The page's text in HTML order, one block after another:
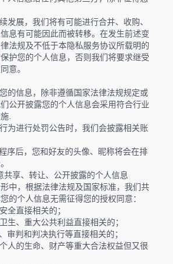
发展，我们将有可能进行合并、收购、
息有可能因此而被转移。在发生前述变
法规及不低于本隐私服务协议所载明的
护您的个人信息，否则我们将要求继受
意。
的信息，除非遵循国家法律法规规定或
公开披露您的个人信息会采用符合行业
.
为进行处罚公告时，我们会披露相关账
序后，您和好友的头像、昵称将会在排
共享、转让、公开披露的个人信息
中，根据法律法规及国家标准，我们共
的个人信息无需征得您的授权同意：
全直接相关的；
生、重大公共利益直接相关的；
审判和判决执行等直接相关的；
人的生命、财产等重大合法权益但又很